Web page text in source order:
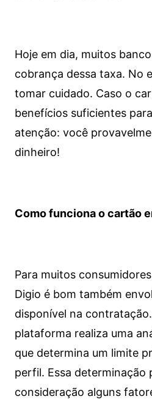
Hoje em dia, muitos
cobrança dessa taxa. No
tomar cuidado. Caso o
benefícios suficientes
atenção: você
dinheiro!
Como funciona o cartão
Para muitos
Digio é bom também
disponível na
plataforma realiza uma
que determina um limite
perfil. Essa determinação
consideração alguns